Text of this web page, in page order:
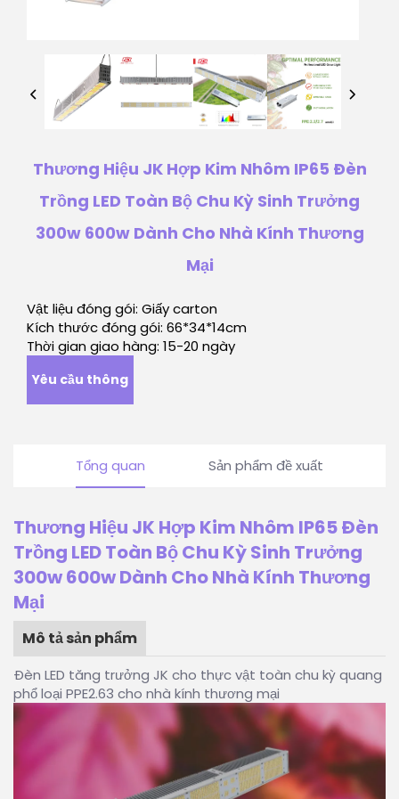
Thương Hiệu JK Hợp Kim Nhôm IP65 Đèn
Trồng LED Toàn Bộ Chu Kỳ Sinh Trưởng
300w 600w Dành Cho Nhà Kính Thương
Mại
Vật liệu đóng gói: Giấy carton
Kích thước đóng gói: 66*34*14cm
Thời gian giao hàng: 15-20 ngày
Yêu cầu thông
Tổng quan Sản phẩm đề xuất
Thương Hiệu JK Hợp Kim Nhôm IP65 Đèn
Trồng LED Toàn Bộ Chu Kỳ Sinh Trưởng
300w 600w Dành Cho Nhà Kính Thương
Mại
Mô tả sản phẩm
Đèn LED tăng trưởng JK cho thực vật toàn chu kỳ quang
phổ loại PPE2.63 cho nhà kính thương mại